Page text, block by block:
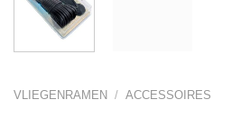
VLIEGENRAMEN / ACCESSOIRES